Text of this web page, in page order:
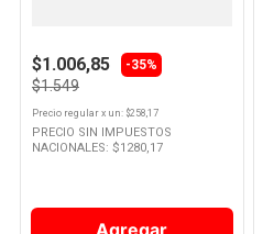
$1.006,85 -35%
$1.549
Precio regular x un: $258,17
PRECIO SIN IMPUESTOS
NACIONALES: $1280,17
Agregar